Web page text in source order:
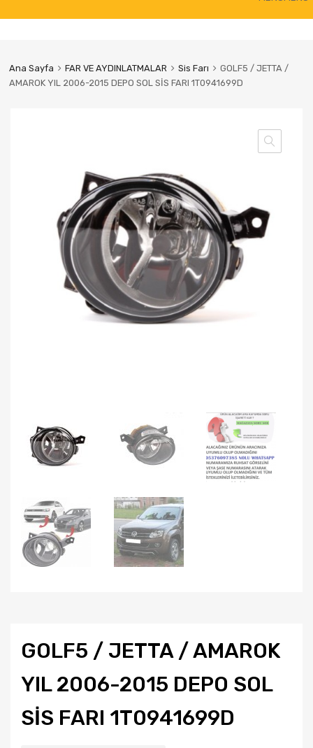
content
Ana Sayfa FAR VE AYDINLATMALAR Sis Farı
GOLF5 / JETTA /
AMAROK YIL 2006-2015 DEPO SOL SİS FARI 1T0941699D
GOLF5 / JETTA / AMAROK
YIL 2006-2015 DEPO SOL
SİS FARI 1T0941699D